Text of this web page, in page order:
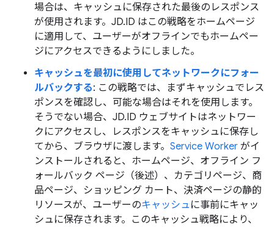
場合は、キャッシュに保存された最後のレスポンス
が使用されます。JD.ID はこの戦略をホームページ
に適用して、ユーザーがオフラインでもホームペー
ジにアクセスできるようにしました。
キャッシュを最初に使用してネットワークにフォー
ルバックする: この戦略では、まずキャッシュでレス
ポンスを確認し、可能な場合はそれを使用します。
そうでない場合、JD.ID ウェブサイトはネットワー
クにアクセスし、レスポンスをキャッシュに保存し
てから、ブラウザに渡します。 Service Worker がイ
ンストールされると、ホームページ、オフライン フ
ォールバック ページ（後述）、カテゴリページ、商
品ページ、ショッピング カート、決済ページの静的
リソースが、ユーザーのキャッシュ に事前にキャッ
シュに保存されます。このキャッシュ戦略により、